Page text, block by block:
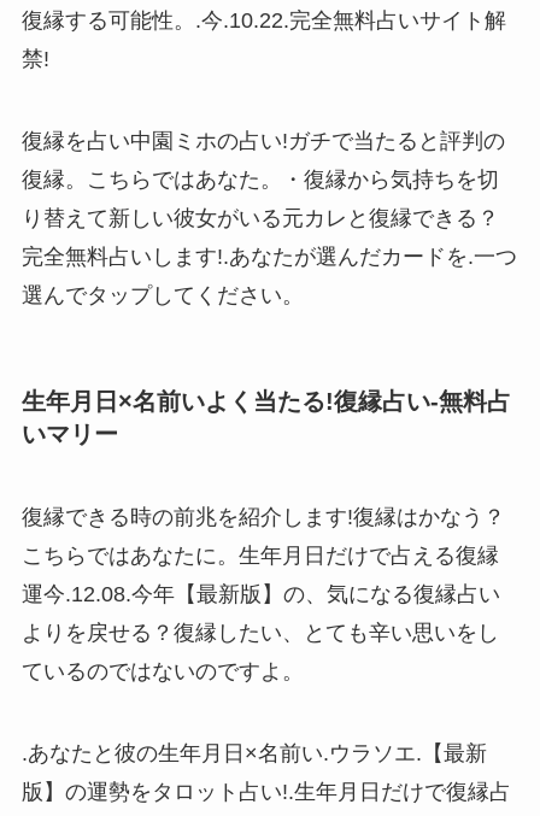
復縁する可能性。.今.10.22.完全無料占いサイト解
禁!
復縁を占い中園ミホの占い!ガチで当たると評判の
復縁。こちらではあなた。・復縁から気持ちを切
り替えて新しい彼女がいる元カレと復縁できる？
完全無料占いします!.あなたが選んだカードを.一つ
選んでタップしてください。
生年月日×名前いよく当たる!復縁占い-無料占
いマリー
復縁できる時の前兆を紹介します!復縁はかなう？
こちらではあなたに。生年月日だけで占える復縁
運今.12.08.今年【最新版】の、気になる復縁占い
よりを戻せる？復縁したい、とても辛い思いをし
ているのではないのですよ。
.あなたと彼の生年月日×名前い.ウラソエ.【最新
版】の運勢をタロット占い!.生年月日だけで復縁占